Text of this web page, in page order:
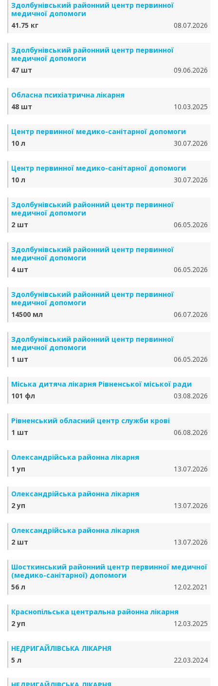
Здолбунівський районний центр первинної
медичної допомоги
41.75 кг
08.07.2026
Здолбунівський районний центр первинної
медичної допомоги
47 шт
09.06.2026
Обласна психіатрична лікарня
48 шт
10.03.2025
Центр первинної медико-санітарної допомоги
10 л
30.07.2026
Центр первинної медико-санітарної допомоги
10 л
30.07.2026
Здолбунівський районний центр первинної
медичної допомоги
2 шт
06.05.2026
Здолбунівський районний центр первинної
медичної допомоги
4 шт
06.05.2026
Здолбунівський районний центр первинної
медичної допомоги
14500 мл
06.07.2026
Здолбунівський районний центр первинної
медичної допомоги
1 шт
06.05.2026
Міська дитяча лікарня Рівненської міської ради
101 фл
03.08.2026
Рівненський обласний центр служби крові
1 шт
06.08.2026
Олександрійська районна лікарня
1 уп
13.07.2026
Олександрійська районна лікарня
2 уп
13.07.2026
Олександрійська районна лікарня
2 шт
13.07.2026
Шосткинський районний центр первинної медичної
(медико-санітарної) допомоги
56 л
12.02.2021
Краснопільська центральна районна лікарня
2 уп
12.03.2025
НЕДРИГАЙЛІВСЬКА ЛІКАРНЯ
5 л
22.03.2024